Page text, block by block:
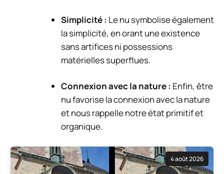
Simplicité : Le nu symbolise également
la simplicité, en orant une existence
sans artifices ni possessions
matérielles superflues.
Connexion avec la nature : Enfin, être
nu favorise la connexion avec la nature
et nous rappelle notre état primitif et
organique.
4 août 2026